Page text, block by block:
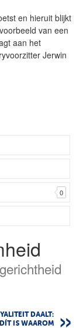
en hieruit blijkt
van een
aan het
Jerwin
0
DAALT:
DÍT IS WAAROM